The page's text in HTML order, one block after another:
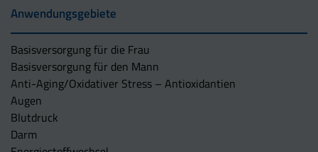
Anwendungsgebiete
Basisversorgung für die Frau
Basisversorgung für den Mann
Anti-Aging/Oxidativer Stress – Antioxidantien
Augen
Blutdruck
Darm